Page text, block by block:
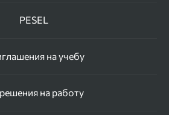
PESEL
на учебу
на работу